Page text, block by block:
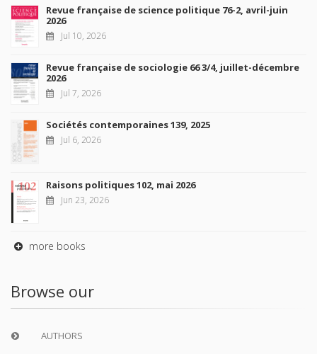
Revue française de science politique 76-2, avril-juin
2026
Jul 10, 2026
Revue française de sociologie 66 3/4, juillet-décembre
2026
Jul 7, 2026
Sociétés contemporaines 139, 2025
Jul 6, 2026
Raisons politiques 102, mai 2026
Jun 23, 2026
more books
Browse our
AUTHORS